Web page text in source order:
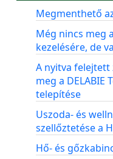
Megmenthető
Még nincs meg
kezelésére, de
A nyitva
meg a DELABIE
telepítése
Uszoda- és
szellőztetése a
Hő- és